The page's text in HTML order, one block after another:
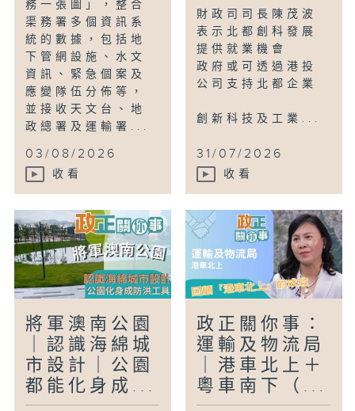
務一張圖」，整合
渠務署多個資訊系
統的數據，包括地
下管網設施、水文
資訊、緊急個案及
應變隊伍分佈等，
並接收天文台、地
政總署及運輸署...
03/08/2026
收看
財政司司長陳茂波
表示北都創科發展
提供就業機會
政府或可透過港投
公司支持北都企業
創新科技及工業...
31/07/2026
收看
將軍澳南公園
｜認識海綿城
市設計｜公園
都能化身成...
政正關你事：
運輸及物流局
｜港車北上＋
粵車南下（...